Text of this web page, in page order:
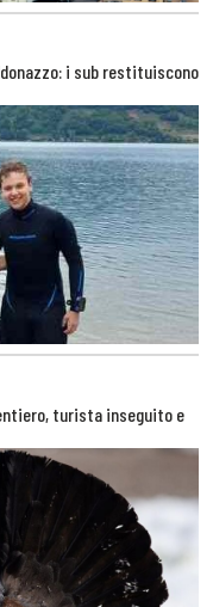
i sub restituiscono
turista inseguito e